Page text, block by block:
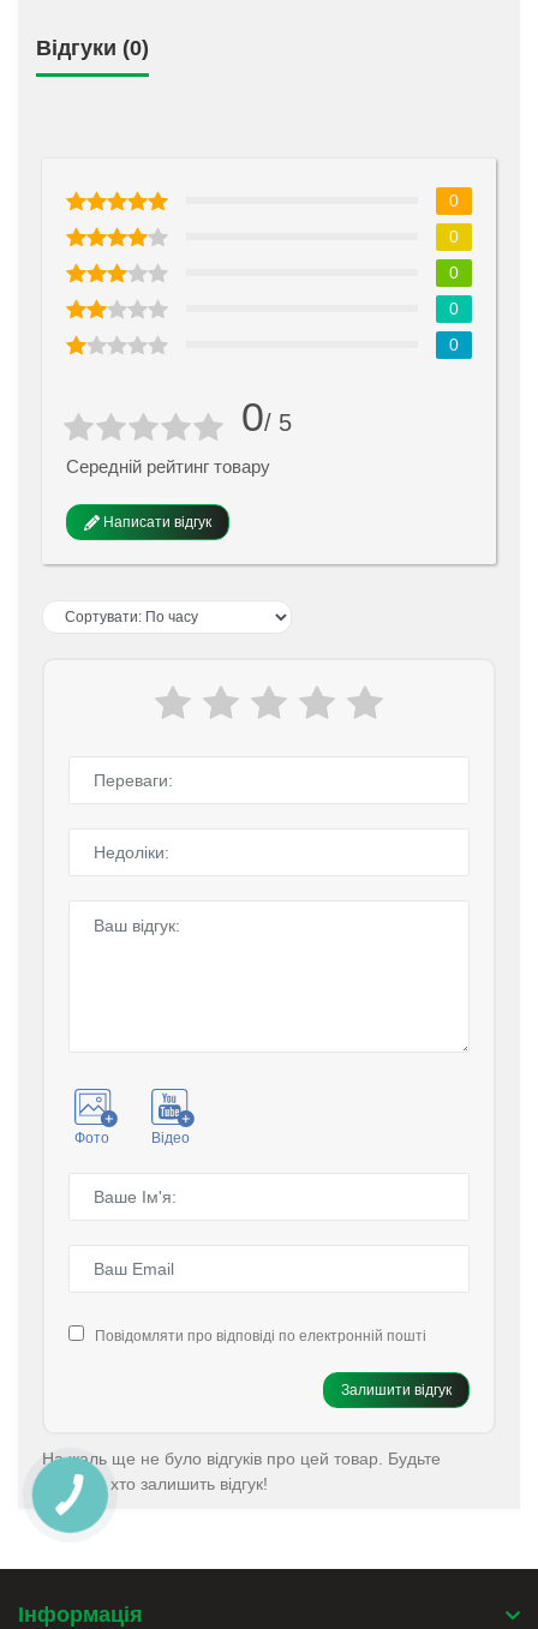
Відгуки (0)
0/ 5
Середній рейтинг товару
Написати відгук
0
0
0
0
0
Фото Відео
Повідомляти про відповіді по електронній пошті
Залишити відгук
На жаль ще не було відгуків про цей товар. Будьте
першим хто залишить відгук!
Інформація